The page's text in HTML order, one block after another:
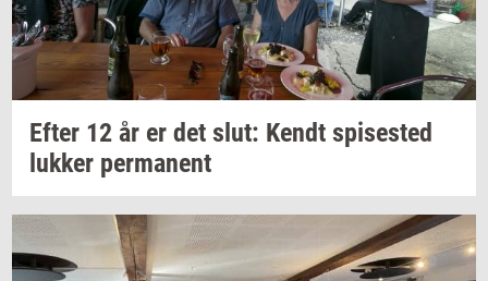
Efter 12 år er det slut: Kendt spi­se­sted
luk­ker per­ma­nent